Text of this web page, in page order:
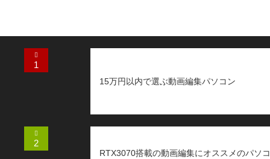
1
15万円以内で選ぶ動画編集パソコン
2
RTX3070搭載の動画編集にオススメのパソ